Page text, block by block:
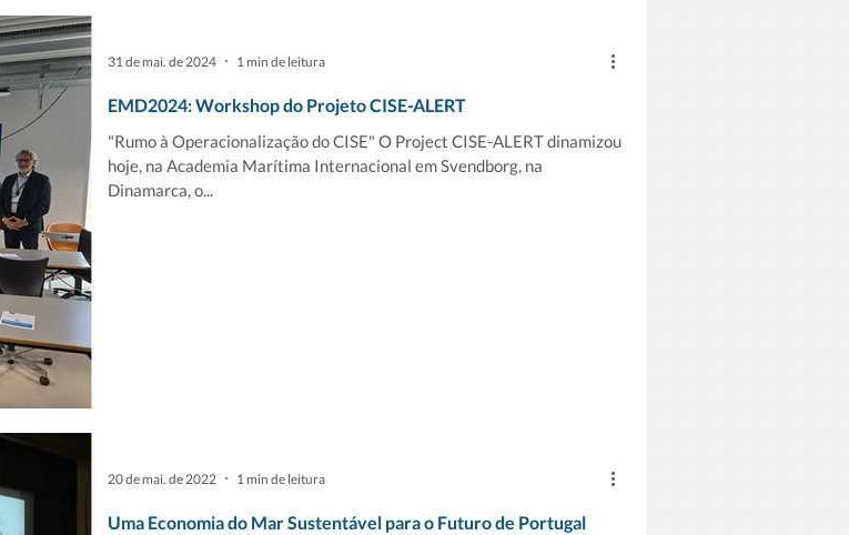
EMD2024: Workshop do Projeto CISE-ALERT
"Rumo à Operacionalização do CISE" O Project CISE-ALERT dinamizou
hoje, na Academia Marítima Internacional em Svendborg, na
Dinamarca, o...
31 de mai. de 2024 1 min de leitura
Uma Economia do Mar Sustentável para o Futuro de Portugal
20 de mai. de 2022 1 min de leitura